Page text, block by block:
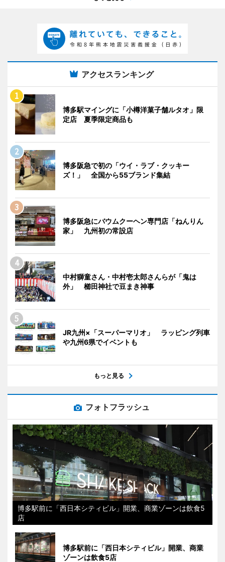
アクセスランキング
博多駅マイングに「小樽洋菓子舗ルタオ」限
定店 夏季限定商品も
博多阪急で初の「ウイ・ラブ・クッキー
ズ！」 全国から55ブランド集結
博多阪急にバウムクーヘン専門店「ねんりん
家」 九州初の常設店
中村獅童さん・中村壱太郎さんらが「鬼は
外」 櫛田神社で豆まき神事
JR九州×「スーパーマリオ」 ラッピング列車
や九州6県でイベントも
もっと見る
フォトフラッシュ
博多駅前に「西日本シティビル」開業、商業ゾーンは飲食5
店
博多駅前に「西日本シティビル」開業、商業
ゾーンは飲食5店